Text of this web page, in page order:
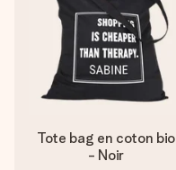
Tote bag en coton bio
- Noir